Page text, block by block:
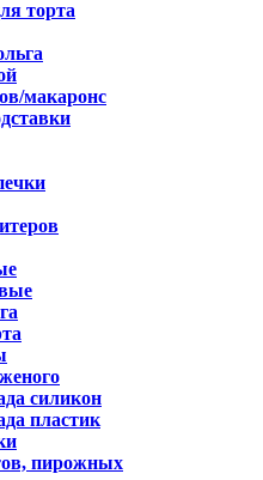
торта
макаронс
силикон
пластик
пирожных